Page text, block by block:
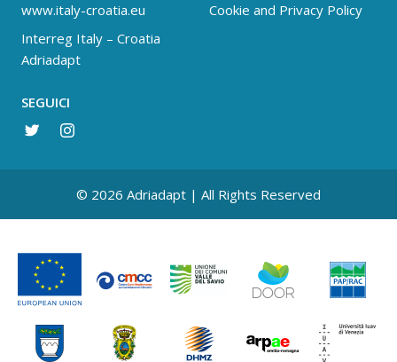
www.italy-croatia.eu
Interreg Italy – Croatia
Adriadapt
Cookie and Privacy Policy
SEGUICI
© 2026 Adriadapt | All Rights Reserved